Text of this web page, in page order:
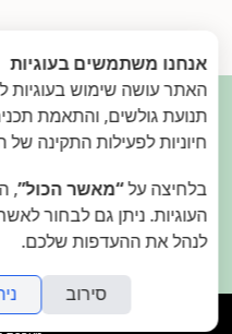

בואו נהיה בקשר.פנו
2015. המאירי- עיצוב
אנחנו משתמשים בעוגיות
האתר עושה שימוש בעוגיות
תנועת גולשים, והתאמת
חיוניות לפעילות התקינה
בלחיצה על“מאשר הכול”,
העוגיות. ניתן גם לבחור
לנהל את ההעדפות שלכם.
סירוב